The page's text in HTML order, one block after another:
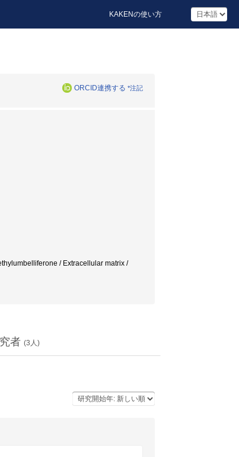
KAKENの使い方
ORCID連携する *注記
/ Extracellular matrix /
者 (3 人)